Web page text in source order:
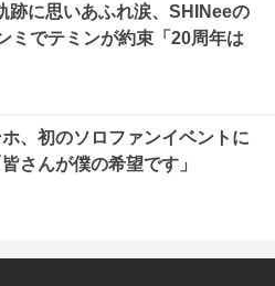
跡に思いあふれ涙、SHINeeの
ミでテミンが約束「20周年は
、初のソロファンイベントに
さんが僕の希望です」